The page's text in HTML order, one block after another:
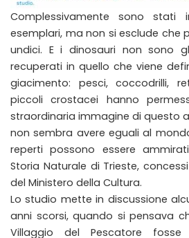
Complessivamente sono stati
esemplari, ma non si esclude che
undici. E i dinosauri non sono
recuperati in quello che viene
giacimento: pesci, coccodrilli,
piccoli crostacei hanno
straordinaria immagine di questo
non sembra avere eguali al
reperti possono essere
Storia Naturale di Trieste,
del Ministero della Cultura.
Lo studio mette in discussione
anni scorsi, quando si pensava
Villaggio del Pescatore fosse